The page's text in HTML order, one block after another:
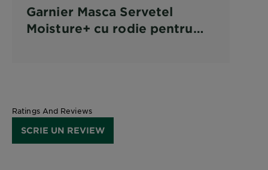
Garnier Masca Servetel
Moisture+ cu rodie pentru
Ratings And Reviews
SCRIE UN REVIEW